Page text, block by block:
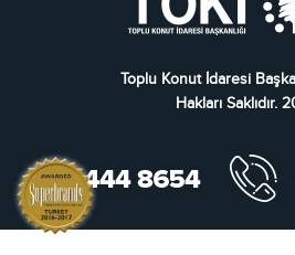
Toplu Konut İdaresi
Hakları Saklıdır.